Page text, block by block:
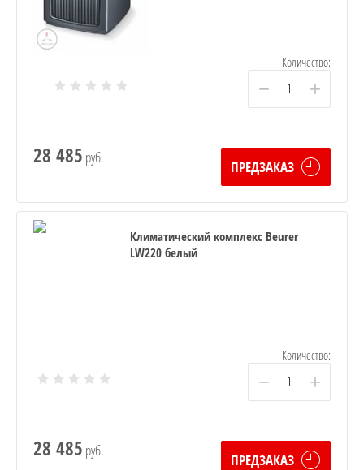
Количество:
− +
28 485 руб.
ПРЕДЗАКАЗ
Климатический комплекс Beurer
LW220 белый
Количество:
− +
28 485 руб.
ПРЕДЗАКАЗ